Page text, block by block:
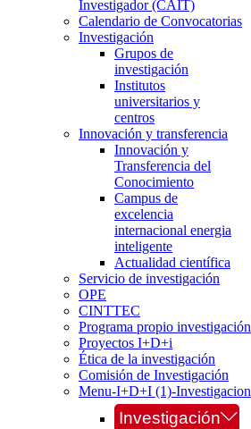
Investigador (CAIT)
Calendario de Convocatorias
Investigación
Grupos de
investigación
Institutos
universitarios y
centros
Innovación y transferencia
Innovación y
Transferencia del
Conocimiento
Campus de
excelencia
internacional energia
inteligente
Actualidad científica
Servicio de investigación
OPE
CINTTEC
Programa propio investigación
Proyectos I+D+i
Ética de la investigación
Comisión de Investigación
Menu-I+D+I (1)-Investigacion
Investigación